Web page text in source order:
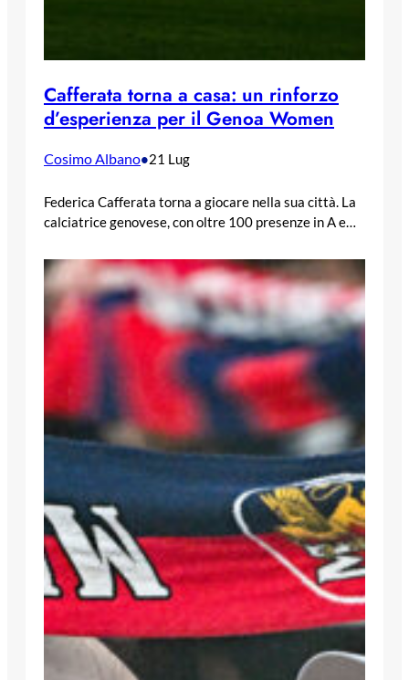
Cafferata torna a casa: un rinforzo
d’esperienza per il Genoa Women
Cosimo Albano•21 Lug
Federica Cafferata torna a giocare nella sua città. La
calciatrice genovese, con oltre 100 presenze in A e…